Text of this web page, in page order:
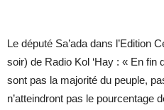
Le député Sa’ada dans l’Edition
soir) de Radio Kol ‘Hay : « En
sont pas la majorité du peuple,
n’atteindront pas le pourcentage